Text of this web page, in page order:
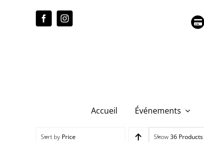
Accueil Événements
Sort by Price Show36 Products